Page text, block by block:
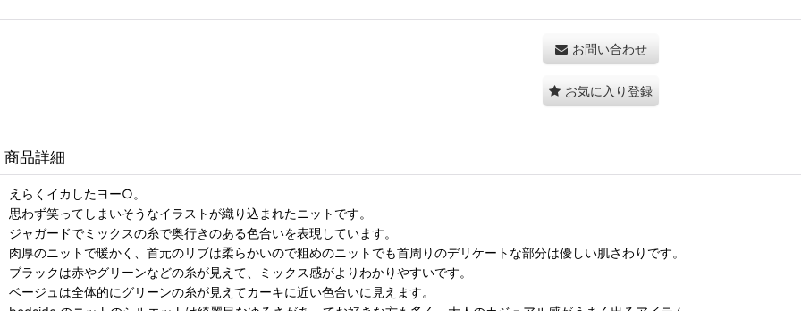
お問い合わせ
お気に入り登録
商品詳細
えらくイカしたヨー○。
思わず笑ってしまいそうなイラストが織り込まれたニットです。
ジャガードでミックスの糸で奥行きのある色合いを表現しています。
肉厚のニットで暖かく、首元のリブは柔らかいので粗めのニットでも首周りのデリケートな部分は優しい肌さわりです。
ブラックは赤やグリーンなどの糸が見えて、ミックス感がよりわかりやすいです。
ベージュは全体的にグリーンの糸が見えてカーキに近い色合いに見えます。